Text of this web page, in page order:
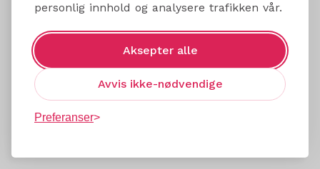
personlig innhold og analysere trafikken vår.
Aksepter alle
Avvis ikke-nødvendige
Preferanser